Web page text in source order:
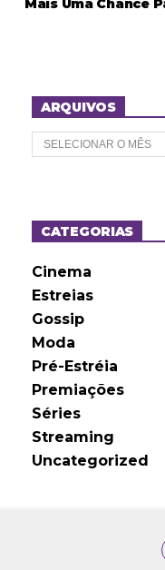
Mais Uma Chance
ARQUIVOS
A
r
o
sCATEGORIAS
Cinema
Estreias
Gossip
Moda
Pré-Estréia
Premiações
Séries
Streaming
Uncategorized